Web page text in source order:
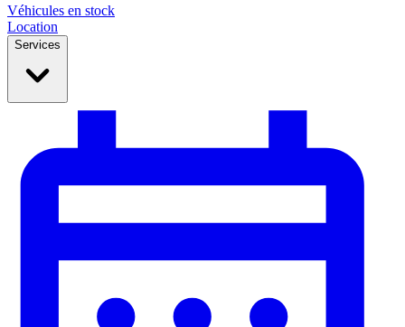
Véhicules en stock
Location
Services